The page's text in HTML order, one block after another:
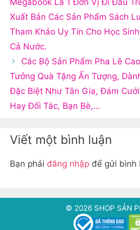
Megabook Là 1 Đơn Vị Đi Đầu
Xuất Bản Các Sản Phẩm Sách
Tham Khảo Uy Tín Cho Học
Cả Nước.
Các Bộ Sản Phẩm Pha Lê
Tưởng Quà Tặng Ấn Tượng,
Đặc Biệt Như Tân Gia, Đám
Hay Đối Tác, Bạn Bè,…
Viết một bình luận
Bạn phải đăng nhập để gửi bình
© 2026 SHOP SẢN